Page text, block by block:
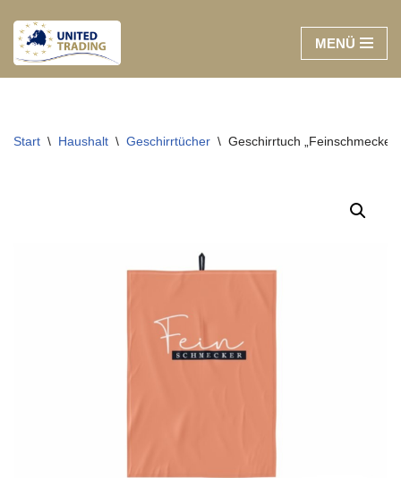
Zum
Inhalt
MENÜ
Start \ Haushalt \ Geschirrtücher \ Geschirrtuch